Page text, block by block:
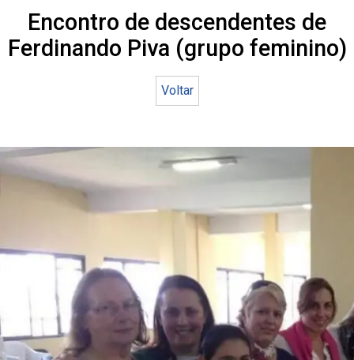
Encontro de descendentes de
Ferdinando Piva (grupo feminino)
Voltar